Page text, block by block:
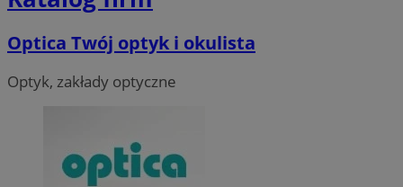
Optica Twój optyk i okulista
Optyk, zakłady optyczne